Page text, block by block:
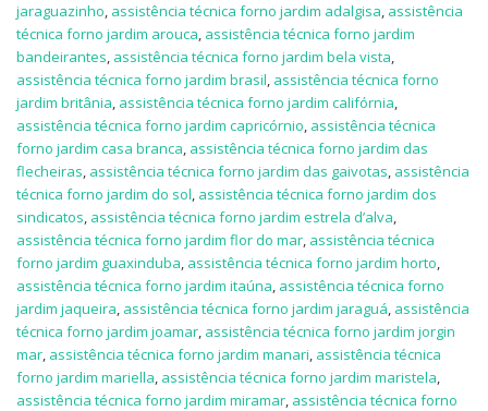
jaraguazinho, assistência técnica forno jardim adalgisa, assistência
técnica forno jardim arouca, assistência técnica forno jardim
bandeirantes, assistência técnica forno jardim bela vista,
assistência técnica forno jardim brasil, assistência técnica forno
jardim britânia, assistência técnica forno jardim califórnia,
assistência técnica forno jardim capricórnio, assistência técnica
forno jardim casa branca, assistência técnica forno jardim das
flecheiras, assistência técnica forno jardim das gaivotas, assistência
técnica forno jardim do sol, assistência técnica forno jardim dos
sindicatos, assistência técnica forno jardim estrela d’alva,
assistência técnica forno jardim flor do mar, assistência técnica
forno jardim guaxinduba, assistência técnica forno jardim horto,
assistência técnica forno jardim itaúna, assistência técnica forno
jardim jaqueira, assistência técnica forno jardim jaraguá, assistência
técnica forno jardim joamar, assistência técnica forno jardim jorgin
mar, assistência técnica forno jardim manari, assistência técnica
forno jardim mariella, assistência técnica forno jardim maristela,
assistência técnica forno jardim miramar, assistência técnica forno